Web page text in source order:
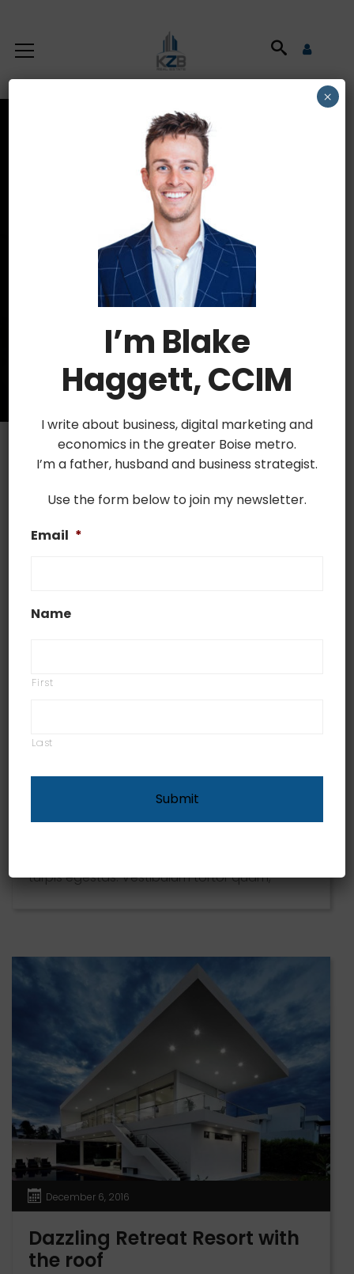
Latest News
REAL ESTATES
December 6, 2016
Architects design a Dazzling
retreat Resort
turpis egestas. Vestibulum tortor quam,
placerat eleifend leo. Quisque sit amet est et
sapien ullamcorper pharetra. Vestibulum erat
wisi, condimentum sed, commodo [...]
December 6, 2016
Dazzling Retreat Resort with
the roof
I’m Blake
Haggett, CCIM
I write about business, digital marketing and
economics in the greater Boise metro.
I’m a father, husband and business strategist.
Use the form below to join my newsletter.
Email *
Name
First
Last
×